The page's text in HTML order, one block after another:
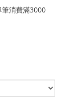
消費滿3000